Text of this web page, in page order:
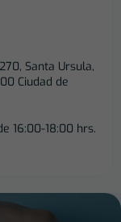
Santa Ursula,
Ciudad de
16:00-18:00 hrs.